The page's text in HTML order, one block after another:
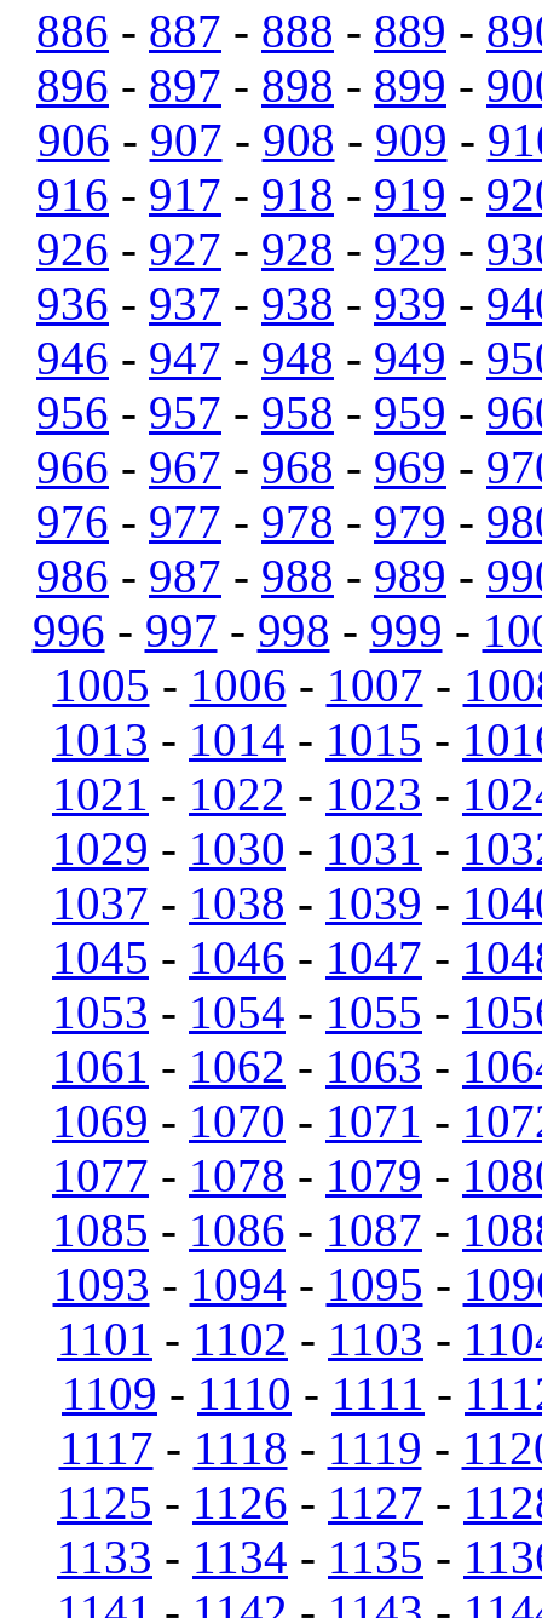
886 - 887 - 888 - 889 -
896 - 897 - 898 - 899 -
906 - 907 - 908 - 909 -
916 - 917 - 918 - 919 -
926 - 927 - 928 - 929 -
936 - 937 - 938 - 939 -
946 - 947 - 948 - 949 -
956 - 957 - 958 - 959 -
966 - 967 - 968 - 969 -
976 - 977 - 978 - 979 -
986 - 987 - 988 - 989 -
996 - 997 - 998 - 999 -
1005 - 1006 - 1007 -
1013 - 1014 - 1015 -
1021 - 1022 - 1023 -
1029 - 1030 - 1031 -
1037 - 1038 - 1039 -
1045 - 1046 - 1047 -
1053 - 1054 - 1055 -
1061 - 1062 - 1063 -
1069 - 1070 - 1071 -
1077 - 1078 - 1079 -
1085 - 1086 - 1087 -
1093 - 1094 - 1095 -
1101 - 1102 - 1103 -
1109 - 1110 - 1111 -
1117 - 1118 - 1119 -
1125 - 1126 - 1127 -
1133 - 1134 - 1135 -